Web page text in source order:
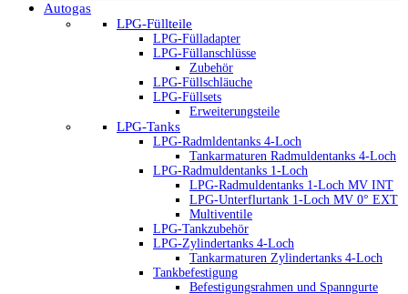
Autogas
LPG-Füllteile
LPG-Fülladapter
LPG-Füllanschlüsse
Zubehör
LPG-Füllschläuche
LPG-Füllsets
Erweiterungsteile
LPG-Tanks
LPG-Radmldentanks 4-Loch
Tankarmaturen Radmuldentanks 4-Loch
LPG-Radmuldentanks 1-Loch
LPG-Radmuldentanks 1-Loch MV INT
LPG-Unterflurtank 1-Loch MV 0° EXT
Multiventile
LPG-Tankzubehör
LPG-Zylindertanks 4-Loch
Tankarmaturen Zylindertanks 4-Loch
Tankbefestigung
Befestigungsrahmen und Spanngurte